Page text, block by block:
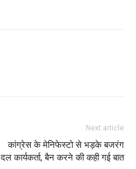
Next article
कांग्रेस के मेनिफेस्टो से भड़के बजरंग
दल कार्यकर्ता, बैन करने की कही गई बात